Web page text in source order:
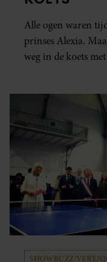
Alle ogen waren
prinses Alexia.
weg in de koets
SHOWBUZZ/